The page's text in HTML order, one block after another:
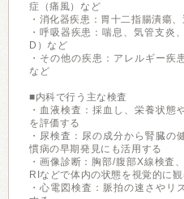
症（痛風）など
・消化器疾患：胃十二指腸潰瘍
・呼吸器疾患：喘息、気管支炎
D）など
・その他の疾患：アレルギー疾
など
■内科で行う主な検査
・血液検査：採血し、栄養状態
を評価する
・尿検査：尿の成分から腎臓の
慣病の早期発見にも活用する
・画像診断：胸部/腹部X線検査
RIなどで体内の状態を視覚的に
・心電図検査：脈拍の速さやリ